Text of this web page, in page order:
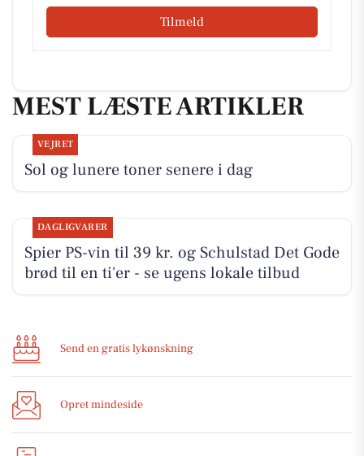
Tilmeld
MEST LÆSTE ARTIKLER
VEJRET
Sol og lunere toner senere i dag
DAGLIGVARER
Spier PS-vin til 39 kr. og Schulstad Det Gode
brød til en ti'er - se ugens lokale tilbud
Send en gratis lykønskning
Opret mindeside